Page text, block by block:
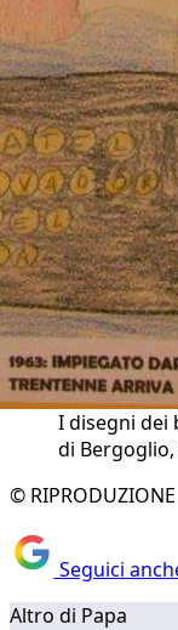
I disegni dei
di
© RIPRODUZIONE
Seguici
Altro di Papa